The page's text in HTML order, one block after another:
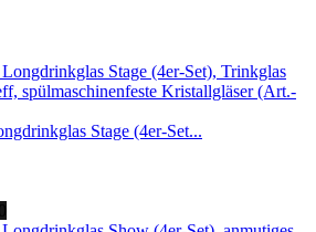
Stage (4er-Set...